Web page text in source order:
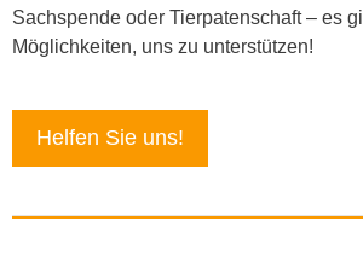
Sachspende oder Tierpatenschaft – es
Möglichkeiten, uns zu unterstützen!
Helfen Sie uns!